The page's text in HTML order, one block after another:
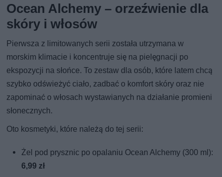
Ocean Alchemy – orzeźwienie dla
skóry i włosów
Pierwsza z limitowanych serii została utrzymana w
morskim klimacie i koncentruje się na pielęgnacji po
ekspozycji na słońce. To zestaw dla osób, które latem chcą
szybko odświeżyć ciało, zadbać o komfort skóry oraz nie
zapominać o włosach wystawianych na działanie promieni
słonecznych.
Oto kosmetyki, które należą do tej serii:
Żel pod prysznic po opalaniu Ocean Alchemy (300 ml):
6,99 zł